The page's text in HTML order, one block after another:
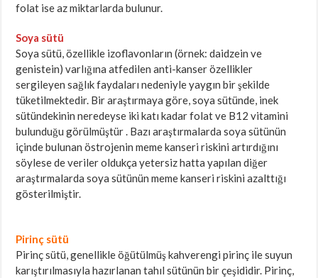
folat ise az miktarlarda bulunur.
Soya sütü
Soya sütü, özellikle izoflavonların (örnek: daidzein ve
genistein) varlığına atfedilen anti-kanser özellikler
sergileyen sağlık faydaları nedeniyle yaygın bir şekilde
tüketilmektedir. Bir araştırmaya göre, soya sütünde, inek
sütündekinin neredeyse iki katı kadar folat ve B12 vitamini
bulunduğu görülmüştür . Bazı araştırmalarda soya sütünün
içinde bulunan östrojenin meme kanseri riskini artırdığını
söylese de veriler oldukça yetersiz hatta yapılan diğer
araştırmalarda soya sütünün meme kanseri riskini azalttığı
gösterilmiştir.
Pirinç sütü
Pirinç sütü, genellikle öğütülmüş kahverengi pirinç ile suyun
karıştırılmasıyla hazırlanan tahıl sütünün bir çeşididir. Pirinç,